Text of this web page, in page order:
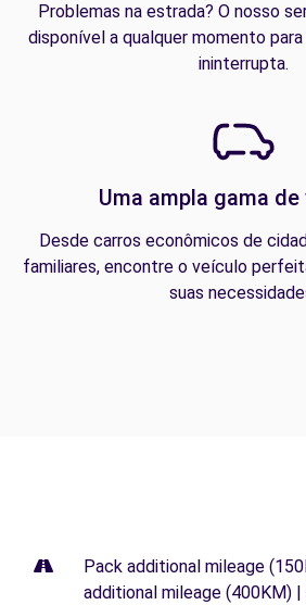
Problemas na estrada? O nosso
disponível a qualquer momento
ininterrupta.
Uma ampla gama
Desde carros econômicos de
familiares, encontre o veículo
suas
Pack additional mileage
additional mileage (400KM)